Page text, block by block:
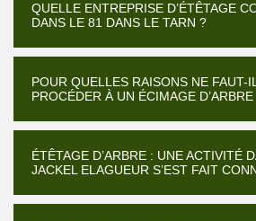
QUELLE ENTREPRISE D’ÉTÊTAGE
DANS LE 81 DANS LE TARN ?
POUR QUELLES RAISONS NE FAUT-
PROCÉDER À UN ÉCIMAGE
ÉTÊTAGE D’ARBRE : UNE ACTIVITÉ
JACKEL ELAGUEUR S’EST FAIT